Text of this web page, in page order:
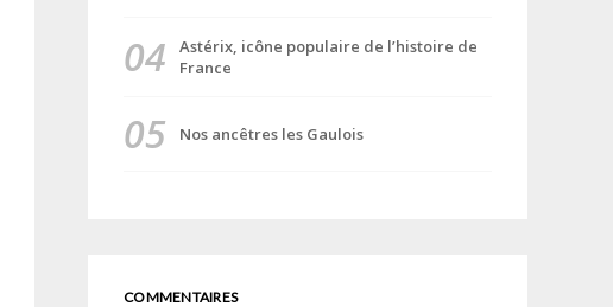
Astérix, icône populaire de l’histoire de
France
Nos ancêtres les Gaulois
COMMENTAIRES